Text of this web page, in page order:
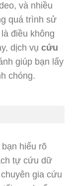
và nhiều
quá trình sử
điều không
dịch vụ cứu
giúp bạn lấy
chóng.
hiểu rõ
tự cứu dữ
gia cứu